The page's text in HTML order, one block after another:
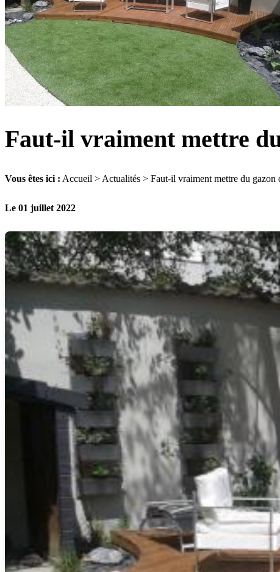
Faut-il vraiment mettre
Vous êtes ici : Accueil > Actualités > Faut-il vraiment mettre du gazon
Le 01 juillet 2022